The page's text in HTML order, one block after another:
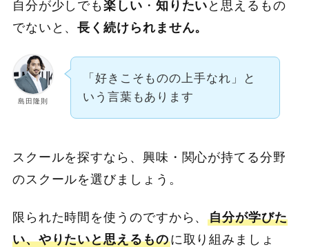
自分が少しでも楽しい ・ 知りたい と思えるもの
でないと、長く続けられません。
島田隆則
「好きこそものの上手なれ」と
いう言葉もあります
スクールを探すなら、興味・関心が持てる分野
のスクールを選びましょう。
限られた時間を使うのですから、自分が学びた
い、やりたいと思えるものに取り組みましょ